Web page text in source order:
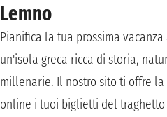
Lemno
Pianifica la tua prossima
un'isola greca ricca di storia,
millenarie. Il nostro sito ti offre
online i tuoi biglietti del